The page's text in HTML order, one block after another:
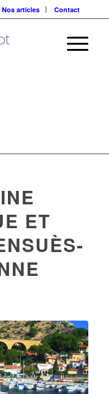
Nos articles Contact
ET